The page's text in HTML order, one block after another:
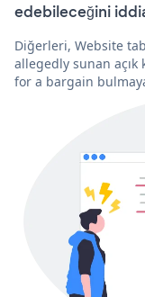
edebileceğini
Diğerleri, Website
allegedly sunan açık
for a bargain bulmaya